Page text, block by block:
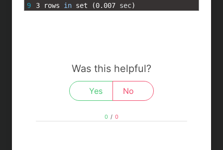
9
3
rows in set (0.007 sec)
Was this helpful?
Yes No
0 / 0